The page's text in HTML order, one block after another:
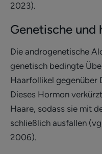
2023).
Genetische und
Die androgenetische
genetisch bedingte
Haarfollikel gegenüber
Dieses Hormon
Haare, sodass sie mit
schließlich ausfallen
2006).